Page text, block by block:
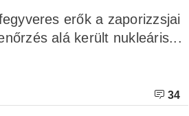
erők a zaporizzsjai
alá került nukleáris...
34